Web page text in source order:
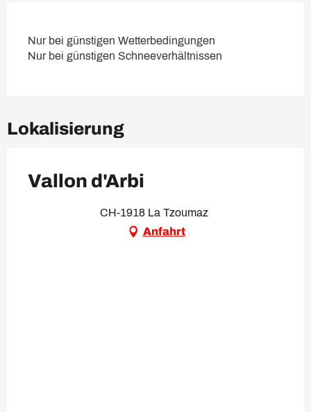
Nur bei günstigen Wetterbedingungen
Nur bei günstigen Schneeverhältnissen
Lokalisierung
Vallon d'Arbi
CH-1918 La Tzoumaz
Anfahrt